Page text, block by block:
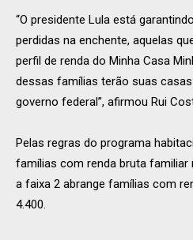
“O presidente Lula está
perdidas na enchente, aquelas
perfil de renda do Minha Casa
dessas famílias terão suas
governo federal”, afirmou Rui
Pelas regras do programa
famílias com renda bruta familiar
a faixa 2 abrange famílias com
4.400.